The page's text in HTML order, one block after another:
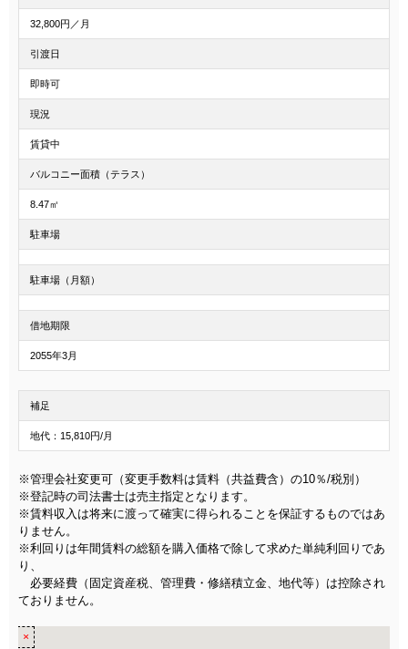
32,800円／月
引渡日
即時可
現況
賃貸中
バルコニー面積（テラス）
8.47㎡
駐車場
駐車場（月額）
借地期限
2055年3月
補足
地代：15,810円/月
※管理会社変更可（変更手数料は賃料（共益費含）の10％/税別）
※登記時の司法書士は売主指定となります。
※賃料収入は将来に渡って確実に得られることを保証するものではあ
りません。
※利回りは年間賃料の総額を購入価格で除して求めた単純利回りであ
り、
必要経費（固定資産税、管理費・修繕積立金、地代等）は控除され
ておりません。